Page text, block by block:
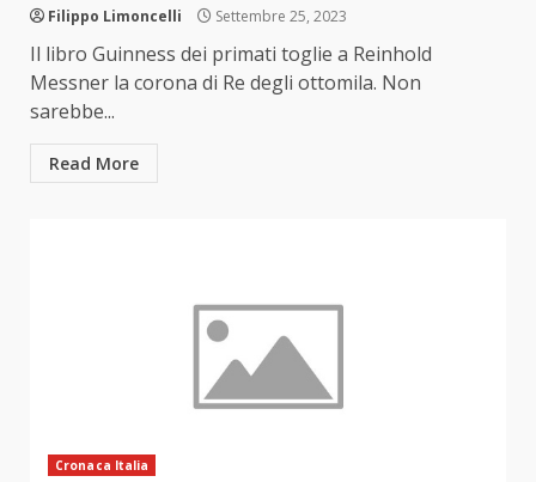
Filippo Limoncelli Settembre 25, 2023
Il libro Guinness dei primati toglie a Reinhold
Messner la corona di Re degli ottomila. Non
sarebbe...
Read More
Cronaca Italia